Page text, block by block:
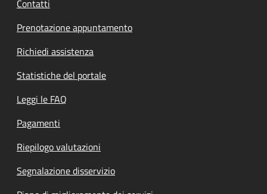
Contatti
Prenotazione appuntamento
Richiedi assistenza
Statistiche del portale
Leggi le FAQ
Pagamenti
Riepilogo valutazioni
Segnalazione disservizio